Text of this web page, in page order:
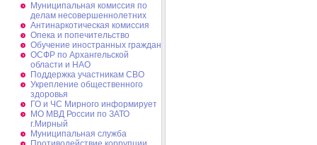
Муниципальная комиссия по
делам несовершеннолетних
Антинаркотическая комиссия
Опека и попечительство
Обучение иностранных граждан
ОСФР по Архангельской
области и НАО
Поддержка участникам СВО
Укрепление общественного
здоровья
ГО и ЧС Мирного информирует
МО МВД России по ЗАТО
г.Мирный
Муниципальная cлужба